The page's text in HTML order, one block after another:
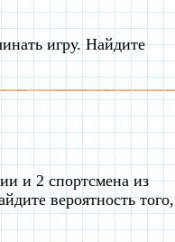
игру. Найдите
и 2 спортсмена из
вероятность того,